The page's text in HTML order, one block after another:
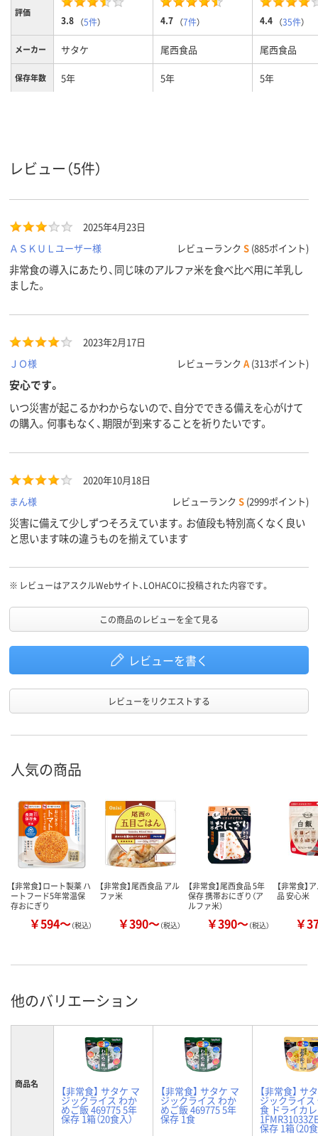
評価
3.8 （5件） 4.7 （7件） 4.4 （35件）
メーカー サタケ 尾西食品 尾西食品
保存年数 5年 5年 5年
レビュー（5件）
2025年4月23日
ＡＳＫＵＬユーザー様
レビューランク S (885ポイント)
非常食の導入にあたり、同じ味のアルファ米を食べ比べ用に羊乳し
ました。
2023年2月17日
ＪＯ様
レビューランク A (313ポイント)
安心です。
いつ災害が起こるかわからないので、自分でできる備えを心がけて
の購入。何事もなく、期限が到来することを祈りたいです。
2020年10月18日
まん様
レビューランク S (2999ポイント)
災害に備えて少しずつそろえています。お値段も特別高くなく良い
と思います味の違うものを揃えています
※ レビューはアスクルWebサイト、LOHACOに投稿された内容です。
この商品のレビューを全て見る
レビューを書く
レビューをリクエストする
人気の商品
【非常食】ロート製薬 ハ
ートフード5年常温保
存おにぎり
￥594～（税込）
【非常食】尾西食品 アル
ファ米
￥390～（税込）
【非常食】尾西食品 5年
保存 携帯おにぎり（ア
ルファ米）
￥390～（税込）
【非常食】
品 安心米
￥
他のバリエーション
商品名
【非常食】 サタケ マ
ジックライス わか
めご飯 469775 5年
保存 1箱（20食入）
【非常食】 サタケ マ
ジックライス わか
めご飯 469775 5年
保存 1食
【非常食】 サ
ジックライス
食 ドライカ
保存 1箱（20食